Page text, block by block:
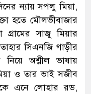
ন্যায় সপলু মিয়া,
হতে মৌলভীবাজার
সাজু মিয়ার
সিএনজি গাড়ীর
অশ্লীল ভাষায়
ও তার ভাই সজীব
এনে লোহার রড,